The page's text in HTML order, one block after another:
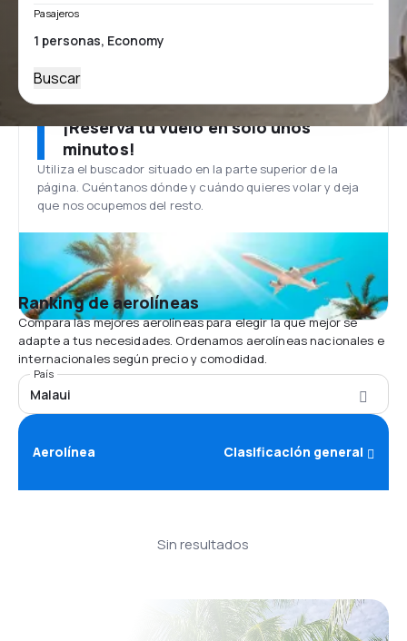
Pasajeros
Buscar
¡Reserva tu vuelo en solo unos
minutos!
Utiliza el buscador situado en la parte superior de la
página. Cuéntanos dónde y cuándo quieres volar y deja
que nos ocupemos del resto.
Ranking de aerolíneas
Compara las mejores aerolíneas para elegir la que mejor se
adapte a tus necesidades. Ordenamos aerolíneas nacionales e
internacionales según precio y comodidad.
País
Malaui
Aerolínea Clasificación general
Sin resultados